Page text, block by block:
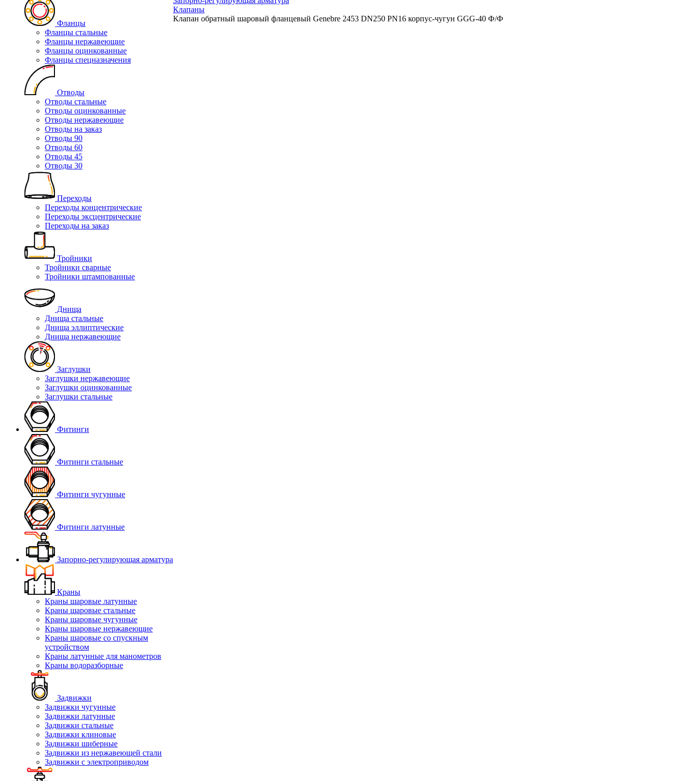
Фланцы
Фланцы стальные
Фланцы нержавеющие
Фланцы оцинкованные
Фланцы спецназначения
Отводы
Отводы стальные
Отводы оцинкованные
Отводы нержавеющие
Отводы на заказ
Отводы 90
Отводы 60
Отводы 45
Отводы 30
Переходы
Переходы концентрические
Переходы эксцентрические
Переходы на заказ
Тройники
Тройники сварные
Тройники штампованные
Днища
Днища стальные
Днища эллиптические
Днища нержавеющие
Заглушки
Заглушки нержавеющие
Заглушки оцинкованные
Заглушки стальные
Фитинги
Фитинги стальные
Фитинги чугунные
Фитинги латунные
Запорно-регулирующая арматура
Краны
Краны шаровые латунные
Краны шаровые стальные
Краны шаровые чугунные
Краны шаровые нержавеющие
Краны шаровые со спускным
устройством
Краны латунные для манометров
Краны водоразборные
Задвижки
Задвижки чугунные
Задвижки латунные
Задвижки стальные
Задвижки клиновые
Задвижки шиберные
Задвижки из нержавеющей стали
Задвижки с электроприводом
Клапаны
Клапан обратный шаровый фланцевый Genebre 2453 DN250 PN16 корпус-чугун GGG-40 Ф/Ф